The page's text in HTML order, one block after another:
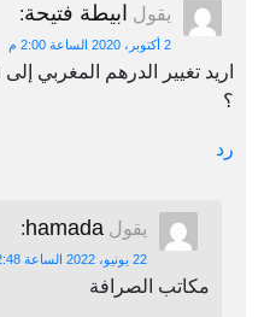
يقول ابيطة فتيحة:
2 أكتوبر، 2020 الساعة 2:00 م
اريد تغيير الدرهم المغربي
؟
رد
يقول hamada
:
22 يونيو، 2022 الساعة 2:48 م
مكاتب الصرافة